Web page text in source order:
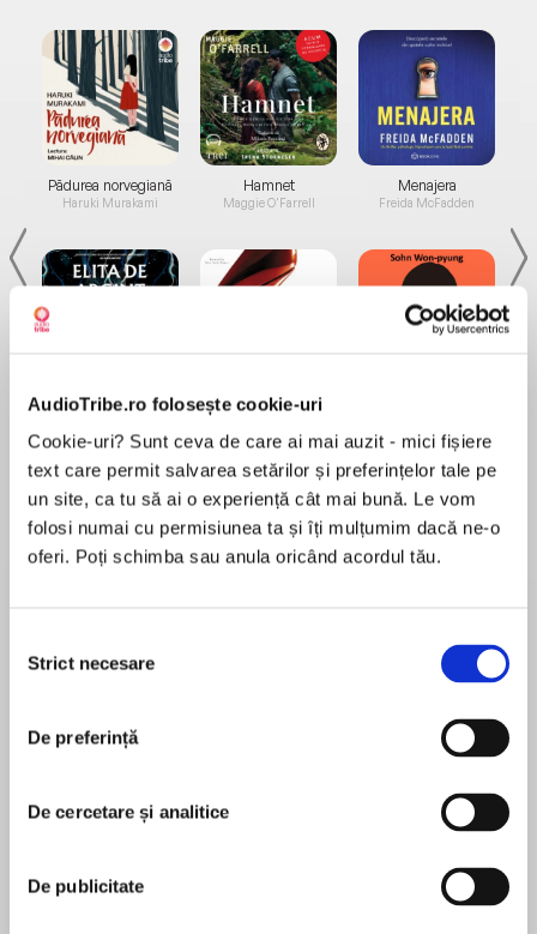
AudioTribe.ro folosește cookie-uri
Cookie-uri? Sunt ceva de care ai mai auzit - mici fișiere
text care permit salvarea setărilor și preferințelor tale pe
un site, ca tu să ai o experiență cât mai bună. Le vom
folosi numai cu permisiunea ta și îți mulțumim dacă ne-o
oferi. Poți schimba sau anula oricând acordul tău.
consimțământului
Strict necesare
De preferință
De cercetare și analitice
De publicitate
Pădurea norvegiană
Haruki Murakami
Elita de Argint (Elita
Hamnet
Maggie O'Farrell
Diavolul se îmbracă de
Menajera
Freida McFadden
Desprecarte
epic fantasy Crier’s War, which SLJ called
“perfect for fans of Sarah J. Maas’s Throne of
kingdom of Rabu, oppressing its human
citizens. But the human revolution has risen,and
at its heart is Ayla. Once a handmaiden, now a
fugitive, Ayla narrowly escaped the palace of
MAI MULT
pentru această carte
Nina Varelais a nationally awarded writer of